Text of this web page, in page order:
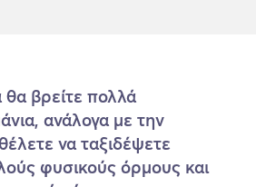
θα βρείτε πολλά
ανάλογα με την
να ταξιδέψετε
φυσικούς όρμους και